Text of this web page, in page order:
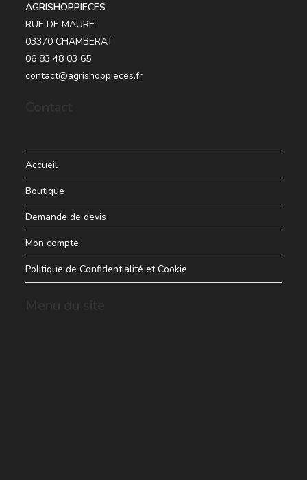
AGRISHOPPIECES
RUE DE MAURE
03370 CHAMBERAT
06 83 48 03 65
contact@agrishoppieces.fr
Accueil
Boutique
Demande de devis
Mon compte
Politique de Confidentialité et Cookie